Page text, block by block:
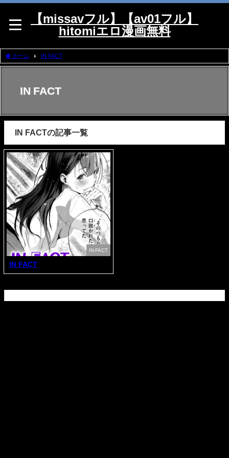
【missavフル】【av01フル】
hitomiエロ漫画無料
ホーム IN FACT
IN FACT
IN FACTの記事一覧
IN FACT
IN FACT